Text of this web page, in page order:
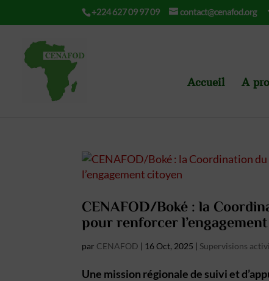
+224 627 09 97 09 contact@cenafod.org
Accueil A
CENAFOD/Boké : la
pour renforcer
par CENAFOD | 16 Oct, 2025 | Supervisions
Une mission régionale de suivi et